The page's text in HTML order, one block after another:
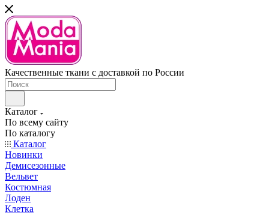
Качественные ткани с доставкой по России
Каталог
По всему сайту
По каталогу
Каталог
Новинки
Демисезонные
Вельвет
Костюмная
Лоден
Клетка